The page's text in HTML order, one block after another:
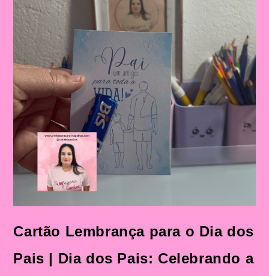
Cartão Lembrança para o Dia dos
Pais | Dia dos Pais: Celebrando a